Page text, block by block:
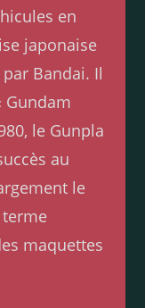
en
japonaise
Bandai. Il
Gundam
le Gunpla
au
le
terme
maquettes